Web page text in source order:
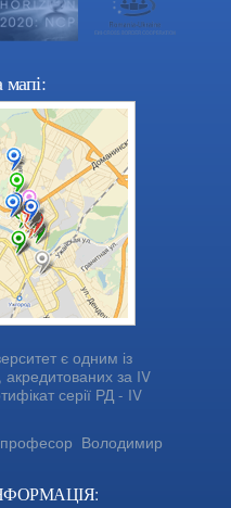
є одним із
акредитованих за IV
серії РД - IV
Володимир